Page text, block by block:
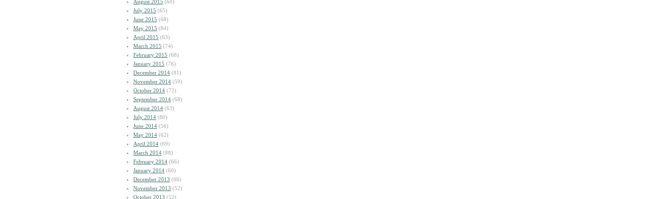
August 2015 (60)
July 2015 (65)
June 2015 (68)
May 2015 (84)
April 2015 (63)
March 2015 (74)
February 2015 (68)
January 2015 (76)
December 2014 (81)
November 2014 (59)
October 2014 (72)
September 2014 (68)
August 2014 (63)
July 2014 (80)
June 2014 (56)
May 2014 (62)
April 2014 (69)
March 2014 (88)
February 2014 (66)
January 2014 (60)
December 2013 (66)
November 2013 (52)
October 2013 (52)